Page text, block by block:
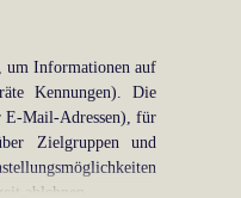
, um Informationen auf
Kennungen). Die
E-Mail-Adressen), für
Zielgruppen und
ablehnen.